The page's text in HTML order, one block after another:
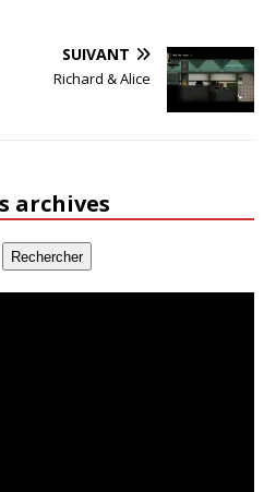
SUIVANT
Richard & Alice
archives
Rechercher